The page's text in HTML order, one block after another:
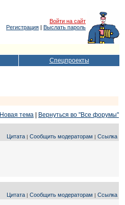
Войти на сайт
Регистрация | Выслать пароль
Спецпроекты
Новая тема
Вернуться во "Все форумы"
Цитата Сообщить модераторам Ссылка
Цитата Сообщить модераторам Ссылка